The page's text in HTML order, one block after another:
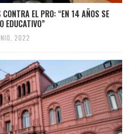
EL PRO: “EN 14 AÑOS SE
EDUCATIVO”
2022